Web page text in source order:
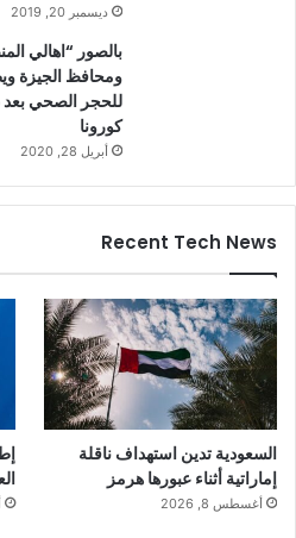
ديسمبر 20, 2019
بالصور “اهالي
ومحافظ الجيزة
كورونا
أبريل 28, 2020
Recent Tech News
السعودية تدين استهداف ناقلة
إماراتية أثناء عبورها هرمز
أغسطس 8, 2026